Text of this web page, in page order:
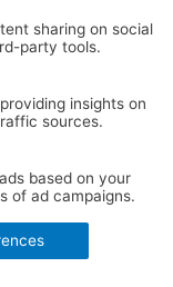
sharing on social
party tools.
insights on
sources.
based on your
of ad campaigns.